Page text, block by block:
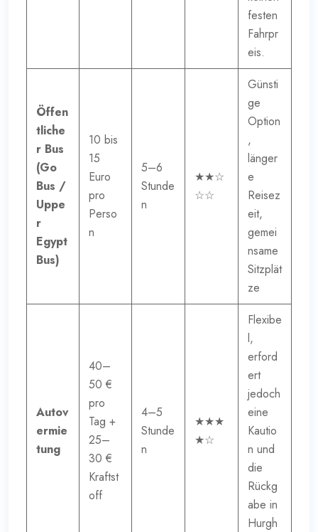
festen
Fahrpr
eis.
Öffen
tliche
r Bus
(Go
Bus /
Uppe
r
Egypt
Bus)
10 bis
15
Euro
pro
Perso
n
5–6
Stunde
n
★★☆
☆☆
Günsti
ge
Option
,
länger
e
Reisez
eit,
gemei
nsame
Sitzplät
ze
Autov
ermie
tung
40–
50 €
pro
Tag +
25–
30 €
Kraftst
off
4–5
Stunde
n
★★★
★☆
Flexibe
l,
erford
ert
jedoch
eine
Kautio
n und
die
Rückg
abe in
Hurgh